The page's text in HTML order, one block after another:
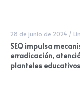
28 de junio de 2024 /
SEQ impulsa
erradicación,
planteles educativos